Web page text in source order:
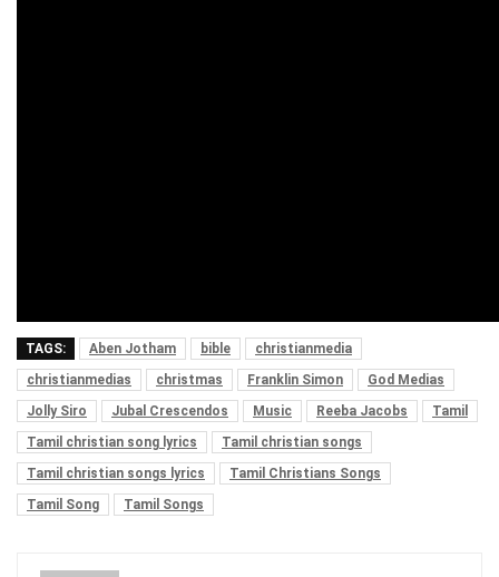
TAGS: Aben Jotham bible
christianmedia
christianmedias
christmas Franklin Simon
God Medias
Jolly Siro
Jubal Crescendos Music Reeba Jacobs
Tamil
Tamil christian song lyrics
Tamil christian songs
Tamil christian songs lyrics
Tamil Christians Songs
Tamil Song
Tamil Songs